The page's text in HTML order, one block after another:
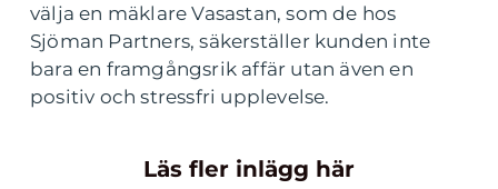
välja en mäklare Vasastan, som de hos
Sjöman Partners, säkerställer kunden inte
bara en framgångsrik affär utan även en
positiv och stressfri upplevelse.
Läs fler inlägg här